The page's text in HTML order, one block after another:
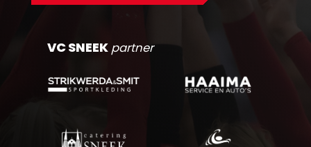
VC SNEEK partner